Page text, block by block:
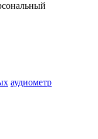
аудиометр